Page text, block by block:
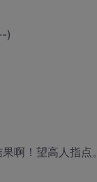
)
啊！望高人指点。